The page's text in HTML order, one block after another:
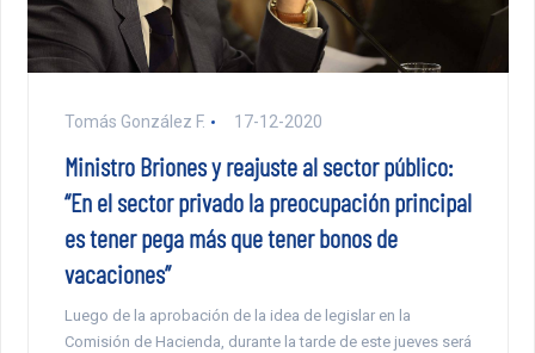
Tomás González F. 17-12-2020
Ministro Briones y reajuste al sector público:
“En el sector privado la preocupación principal
es tener pega más que tener bonos de
vacaciones”
Luego de la aprobación de la idea de legislar en la
Comisión de Hacienda, durante la tarde de este jueves será